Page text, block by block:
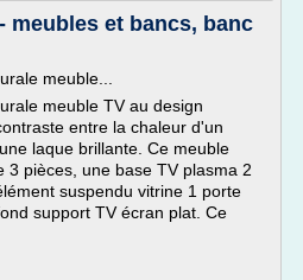
meubles et bancs, banc
meuble...
meuble TV au design
entre la chaleur d'un
laque brillante. Ce meuble
3 pièces, une base TV plasma 2
suspendu vitrine 1 porte
support TV écran plat. Ce